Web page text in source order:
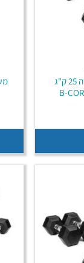
משקולת יד גומי משושה 25 ק"ג